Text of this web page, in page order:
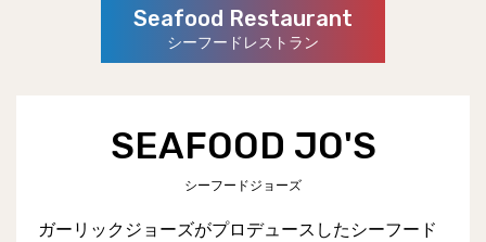
Seafood Restaurant
シーフードレストラン
SEAFOOD JO'S
シーフードジョーズ
ガーリックジョーズがプロデュースしたシーフード